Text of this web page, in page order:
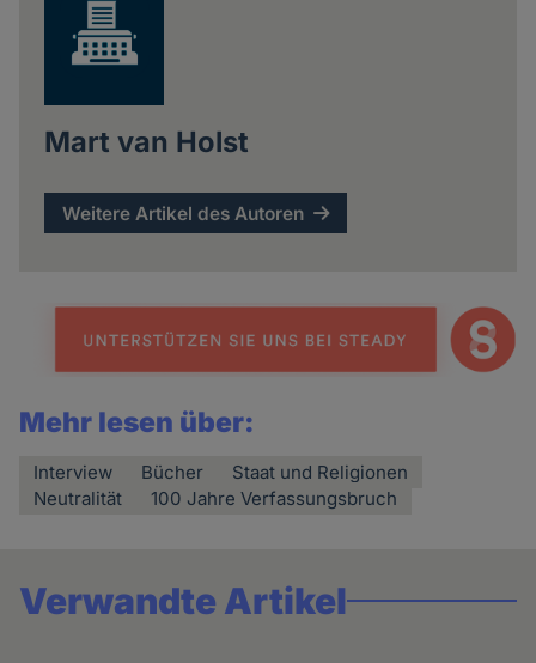
Mart van Holst
Weitere Artikel des Autoren
Mehr lesen über:
Interview Bücher
Staat und Religionen
Neutralität
100 Jahre Verfassungsbruch
Verwandte Artikel